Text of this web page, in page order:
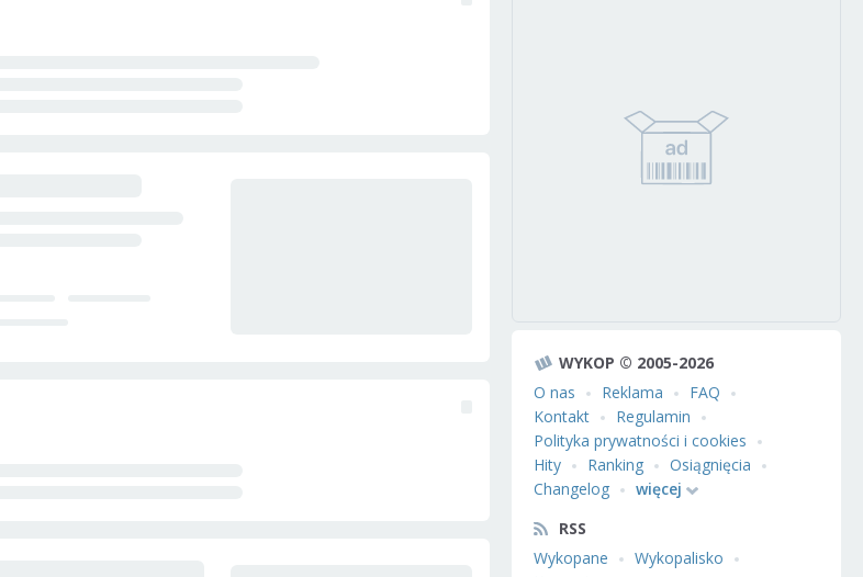
WYKOP © 2005-2026
O nas
Reklama
FAQ
Kontakt
Regulamin
Polityka prywatności i cookies
Hity
Ranking
Osiągnięcia
Changelog
więcej
RSS
Wykopane
Wykopalisko